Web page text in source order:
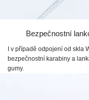
Bezpečnostní
I v případě odpojení od skla
bezpečnostní karabiny a
gumy.